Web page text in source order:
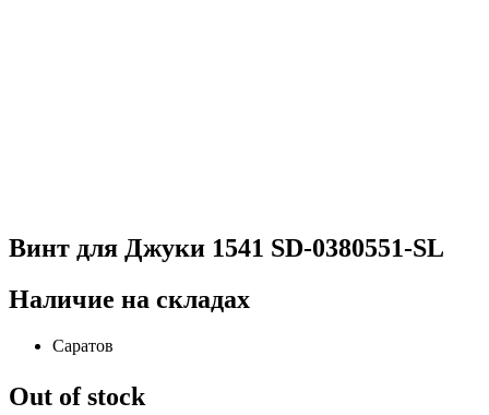
Винт для Джуки 1541 SD-0380551-SL
Наличие на складах
Саратов
Out of stock